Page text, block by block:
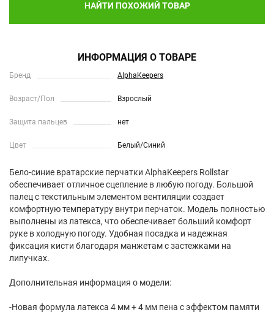
НАЙТИ ПОХОЖИЙ ТОВАР
ИНФОРМАЦИЯ О ТОВАРЕ
Бренд AlphaKeepers
Возраст/Пол Взрослый
Защита пальцев нет
Цвет Белый/Синий
Бело-синие вратарские перчатки AlphaKeepers Rollstar
обеспечивает отличное сцепление в любую погоду. Большой
палец с текстильным элементом вентиляции создает
комфортную температуру внутри перчаток. Модель полностью
выполнены из латекса, что обеспечивает больший комфорт
руке в холодную погоду. Удобная посадка и надежная
фиксация кисти благодаря манжетам с застежками на
липучках.
Дополнительная информация о модели:
-Новая формула латекса 4 мм + 4 мм пена с эффектом памяти